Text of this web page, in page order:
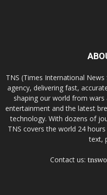
TNS (Times International
agency, delivering fast,
shaping our world from
entertainment and the latest
technology. With dozens of
TNS covers the world 24
text,
Contact us: